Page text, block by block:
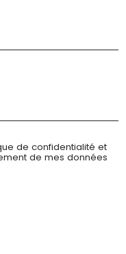
de confidentialité et
de mes données